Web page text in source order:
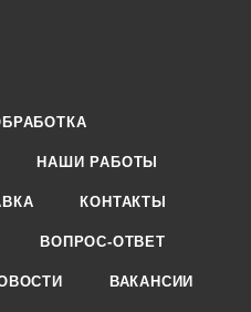
НАШИ РАБОТЫ
КОНТАКТЫ
ВОПРОС-ОТВЕТ
ВАКАНСИИ